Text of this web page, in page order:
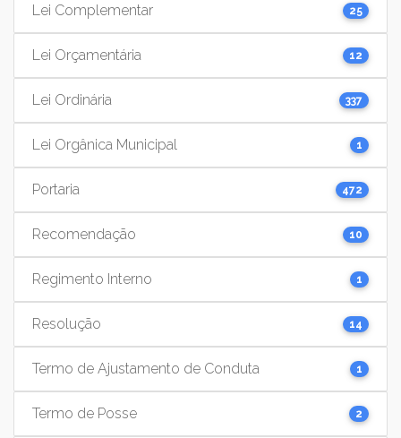
Lei Complementar 25
Lei Orçamentária 12
Lei Ordinária 337
Lei Orgânica Municipal 1
Portaria 472
Recomendação 10
Regimento Interno 1
Resolução 14
Termo de Ajustamento de Conduta 1
Termo de Posse 2